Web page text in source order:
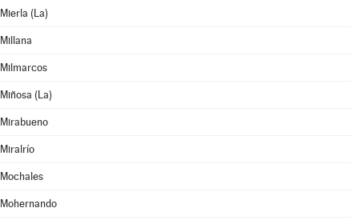
Mierla (La)
Millana
Milmarcos
Miñosa (La)
Mirabueno
Miralrío
Mochales
Mohernando